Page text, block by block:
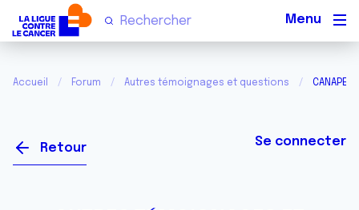
Accueil Forum Autres témoignages et questions CANAPE
Retour Se connecter